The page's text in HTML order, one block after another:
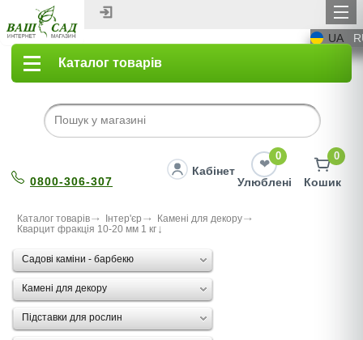
UA
Каталог товарів
0800-306-307
Кабінет
0
Улюблені
0
Кошик
Каталог товарів Інтер'єр
Камені для декору
Кварцит фракція 10-20 мм 1 кг
Садові каміни - барбекю
Камені для декору
Підставки для рослин